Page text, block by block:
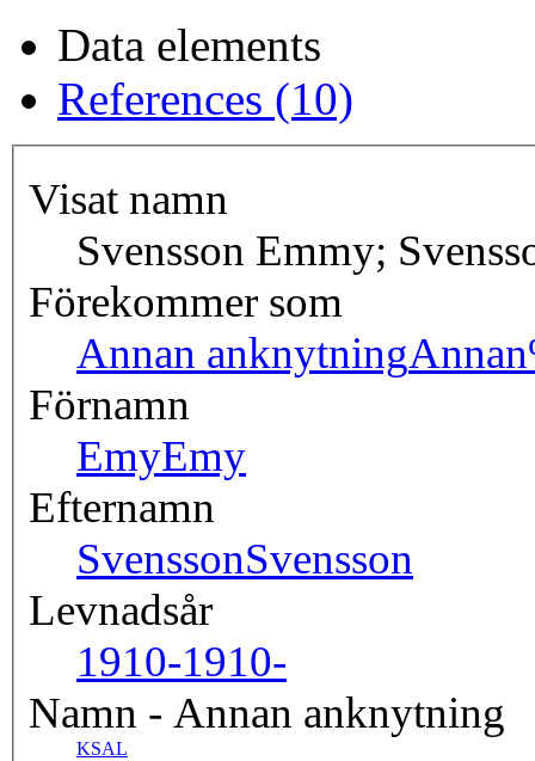
Data elements
References (10)
Visat namn
Svensson Emmy;
Förekommer som
Annan anknytning
Förnamn
EmyEmy
Efternamn
SvenssonSvensson
Levnadsår
1910-1910-
Namn - Annan anknytning
KSAL